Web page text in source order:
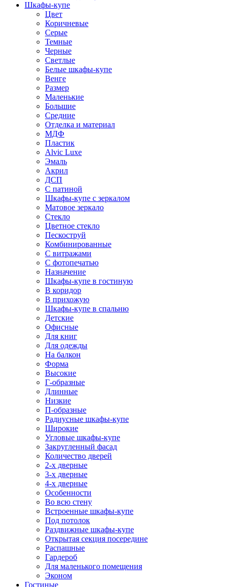
Шкафы-купе
Цвет
Коричневые
Серые
Темные
Черные
Светлые
Белые шкафы-купе
Венге
Размер
Маленькие
Большие
Средние
Отделка и материал
МДФ
Пластик
Alvic Luxe
Эмаль
Акрил
ДСП
С патиной
Шкафы-купе с зеркалом
Матовое зеркало
Стекло
Цветное стекло
Пескоструй
Комбинированные
С витражами
С фотопечатью
Назначение
Шкафы-купе в гостиную
В коридор
В прихожую
Шкафы-купе в спальню
Детские
Офисные
Для книг
Для одежды
На балкон
Форма
Высокие
Г-образные
Длинные
Низкие
П-образные
Радиусные шкафы-купе
Широкие
Угловые шкафы-купе
Закругленный фасад
Количество дверей
2-х дверные
3-х дверные
4-х дверные
Особенности
Во всю стену
Встроенные шкафы-купе
Под потолок
Раздвижные шкафы-купе
Открытая секция посередине
Распашные
Гардероб
Для маленького помещения
Эконом
Гостиные